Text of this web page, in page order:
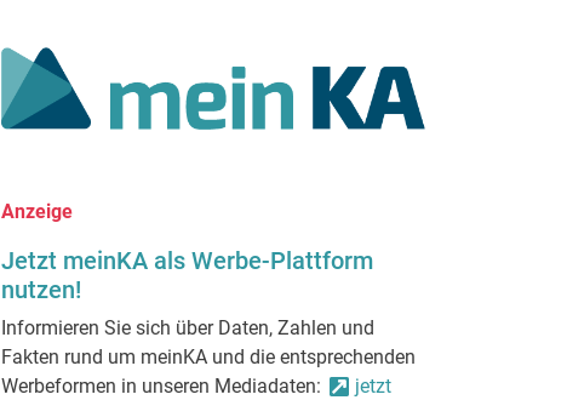
Anzeige
Jetzt meinKA als Werbe-Plattform
nutzen!
Informieren Sie sich über Daten, Zahlen und
Fakten rund um meinKA und die entsprechenden
Werbeformen in unseren Mediadaten:
jetzt